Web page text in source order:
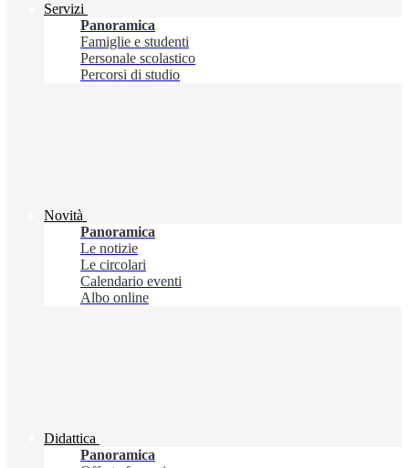
Servizi
Panoramica
Famiglie e studenti
Personale scolastico
Percorsi di studio
Novità
Panoramica
Le notizie
Le circolari
Calendario eventi
Albo online
Didattica
Panoramica